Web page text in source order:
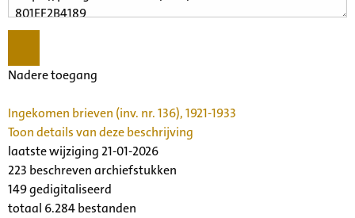
Nadere toegang
Ingekomen brieven (inv. nr. 136), 1921-1933
Toon details van deze beschrijving
laatste wijziging 21-01-2026
223 beschreven archiefstukken
149 gedigitaliseerd
totaal 6.284 bestanden